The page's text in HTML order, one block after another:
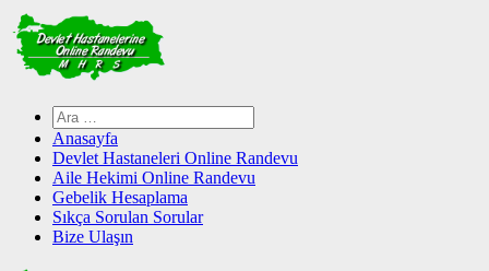
Skip
to
content
Arama:
Anasayfa
Devlet Hastaneleri Online Randevu
Aile Hekimi Online Randevu
Gebelik Hesaplama
Sıkça Sorulan Sorular
Bize Ulaşın